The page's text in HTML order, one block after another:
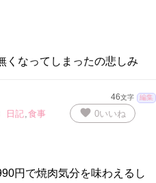
くなってしまったの悲しみ
46文字 編集
日記,食事 favorite 0いいね
円で焼肉気分を味わえるし